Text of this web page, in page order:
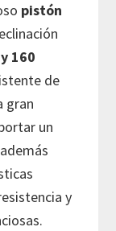
pistón
160
de
gran
un
además
y